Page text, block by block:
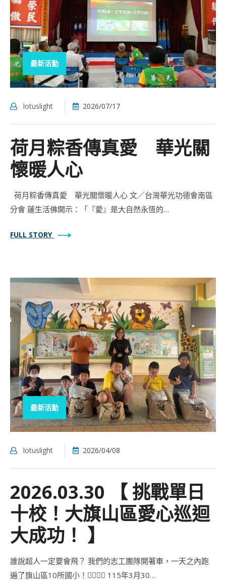
最新活動
lotuslight 2026/07/17
荷月粽香傳真愛 華光關
懷暖人心
荷月粽香傳真愛 華光關懷暖人心 文／台灣華光功德會南區
分會 蓮生活佛開示：「『愛』是大自然永恆的…
FULL STORY
最新活動
lotuslight 2026/04/08
2026.03.30 【 挑戰單日
十校！大旗山區愛心巡迴
大成功！ 】
誰說超人一定要會飛？ 我們的志工團隊開著車，一天之內跑
遍了旗山區10所國小！🦸‍♂️🦸‍♀️ 115年3月30…